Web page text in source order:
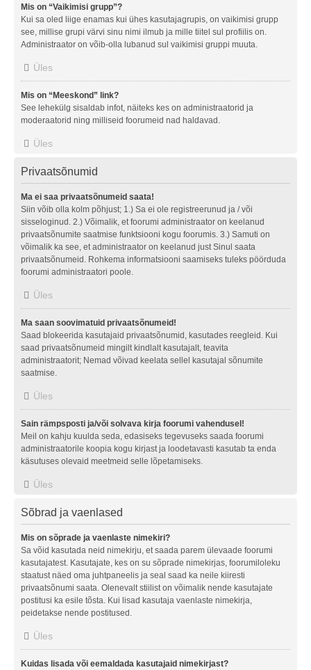
Mis on “Vaikimisi grupp”?
Kui sa oled liige enamas kui ühes kasutajagrupis, on vaikimisi grupp
see, millise grupi värvi sinu nimi ilmub ja mille tiitel sul profiilis on.
Administraator on võib-olla lubanud sul vaikimisi gruppi muuta.
Üles
Mis on “Meeskond” link?
See lehekülg sisaldab infot, näiteks kes on administraatorid ja
moderaatorid ning milliseid foorumeid nad haldavad.
Üles
Privaatsõnumid
Ma ei saa privaatsõnumeid saata!
Siin võib olla kolm põhjust; 1.) Sa ei ole registreerunud ja / või
sisseloginud. 2.) Võimalik, et foorumi administraator on keelanud
privaatsõnumite saatmise funktsiooni kogu foorumis. 3.) Samuti on
võimalik ka see, et administraator on keelanud just Sinul saata
privaatsõnumeid. Rohkema informatsiooni saamiseks tuleks pöörduda
foorumi administraatori poole.
Üles
Ma saan soovimatuid privaatsõnumeid!
Saad blokeerida kasutajaid privaatsõnumid, kasutades reegleid. Kui
saad privaatsõnumeid mingilt kindlalt kasutajalt, teavita
administraatorit; Nemad võivad keelata sellel kasutajal sõnumite
saatmise.
Üles
Sain rämpsposti ja/või solvava kirja foorumi vahendusel!
Meil on kahju kuulda seda, edasiseks tegevuseks saada foorumi
administraatorile koopia kogu kirjast ja loodetavasti kasutab ta enda
käsutuses olevaid meetmeid selle lõpetamiseks.
Üles
Sõbrad ja vaenlased
Mis on sõprade ja vaenlaste nimekiri?
Sa võid kasutada neid nimekirju, et saada parem ülevaade foorumi
kasutajatest. Kasutajate, kes on su sõprade nimekirjas, foorumiloleku
staatust näed oma juhtpaneelis ja seal saad ka neile kiiresti
privaatsõnumi saata. Olenevalt stiilist on võimalik nende kasutajate
postitusi ka esile tõsta. Kui lisad kasutaja vaenlaste nimekirja,
peidetakse nende postitused.
Üles
Kuidas lisada või eemaldada kasutajaid nimekirjast?